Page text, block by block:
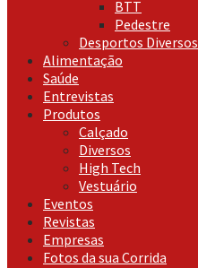
BTT
Pedestre
Desportos Diversos
Alimentação
Saúde
Entrevistas
Produtos
Calçado
Diversos
High Tech
Vestuário
Eventos
Revistas
Empresas
Fotos da sua Corrida